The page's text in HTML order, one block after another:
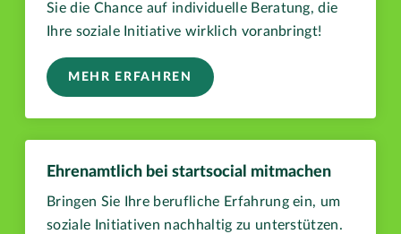
Sie die Chance auf individuelle Beratung, die
Ihre soziale Initiative wirklich voranbringt!
MEHR ERFAHREN
Ehrenamtlich bei startsocial mitmachen
Bringen Sie Ihre berufliche Erfahrung ein, um
soziale Initiativen nachhaltig zu unterstützen.